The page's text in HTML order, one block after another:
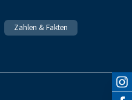
Zahlen & Fakten